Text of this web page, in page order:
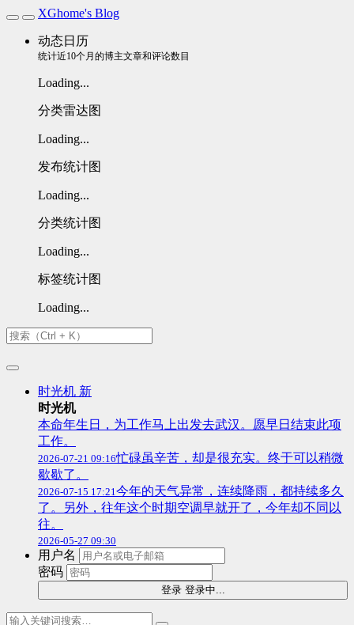
XGhome's Blog
动态日历
统计近10个月的博主文章和评论数目
Loading...
分类雷达图
Loading...
发布统计图
Loading...
分类统计图
Loading...
标签统计图
Loading...
时光机 新
时光机
本命年生日，为工作马上出发去武汉。愿早日结束此项
工作。
2026-07-21 09:16忙碌虽辛苦，却是很充实。终于可以稍微
歇歇了。
2026-07-15 17:21今年的天气异常，连续降雨，都持续多久
了。另外，往年这个时期空调早就开了，今年却不同以
往。
2026-05-27 09:30
用户名
密码
登录 登录中...